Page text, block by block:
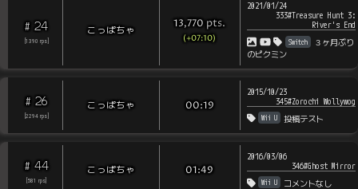
# 24
1390 rps
こっぱちゃ 13,770 pts.
(+07:10)
2021/01/24
333#Treasure Hunt 3:
River's End
Switch
３ヶ月ぶり
のピクミン
# 26
2294 rps
こっぱちゃ 00:19
2015/10/23
345#Zorochi Wollywog
Wii U 投稿テスト
# 44
581 rps
こっぱちゃ 01:49
2016/03/06
346#Ghost Mirror
Wii U コメントなし